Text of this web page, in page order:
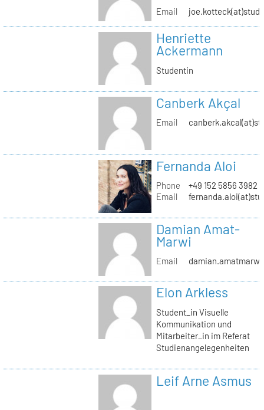
Email
Henriette
Ackermann
Studentin
Canberk Akçal
Email
Fernanda Aloi
Phone
+49 152 5856 3982
Email
Damian Amat-
Marwi
Email
Elon Arkless
Student_in Visuelle
Kommunikation und
Mitarbeiter_in im Referat
Studienangelegenheiten
Leif Arne Asmus